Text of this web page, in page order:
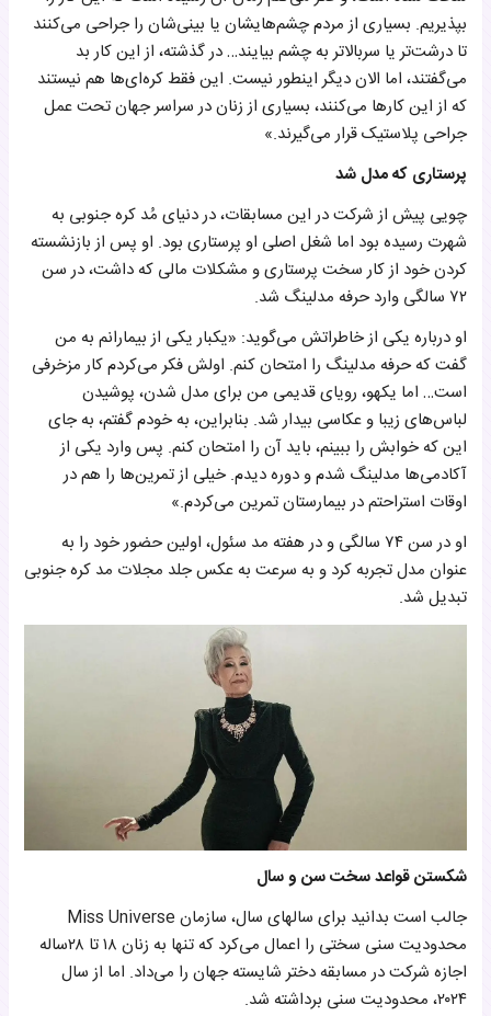
بپذیریم. بسیاری از مردم چشم‌هایشان یا بینی‌شان را جراحی می‌کنند
تا درشت‌تر یا سربالاتر به چشم بیایند… در گذشته، از این کار بد
می‌گفتند، اما الان دیگر اینطور نیست. این فقط کره‌ای‌ها هم نیستند
که از این کارها می‌کنند، بسیاری از زنان در سراسر جهان تحت عمل
جراحی پلاستیک قرار می‌گیرند.»
پرستاری که مدل شد
چویی پیش از شرکت در این مسابقات، در دنیای مُد کره جنوبی به
شهرت رسیده بود اما شغل اصلی او پرستاری بود. او پس از بازنشسته
کردن خود از کار سخت پرستاری و مشکلات مالی که داشت، در سن
۷۲ سالگی وارد حرفه مدلینگ شد.
او درباره یکی از خاطراتش می‌گوید: «یکبار یکی از بیمارانم به من
گفت که حرفه مدلینگ را امتحان کنم. اولش فکر می‌کردم کار مزخرفی
است… اما یکهو، رویای قدیمی من برای مدل شدن، پوشیدن
لباس‌های زیبا و عکاسی بیدار شد. بنابراین، به خودم گفتم، به جای
این که خوابش را ببینم، باید آن را امتحان کنم. پس وارد یکی از
آکادمی‌ها مدلینگ شدم و دوره دیدم. خیلی از تمرین‌ها را هم در
اوقات استراحتم در بیمارستان تمرین می‌کردم.»
او در سن ۷۴ سالگی و در هفته مد سئول، اولین حضور خود را به
عنوان مدل تجربه کرد و به سرعت به عکس جلد مجلات مد کره جنوبی
تبدیل شد.
شکستن قواعد سخت سن و سال
جالب است بدانید برای سالهای سال، سازمان Miss Universe
محدودیت سنی سختی را اعمال می‌کرد که تنها به زنان ۱۸ تا ۲۸ساله
اجازه شرکت در مسابقه دختر شایسته جهان را می‌داد. اما از سال
۲۰۲۴، محدودیت سنی برداشته شد.